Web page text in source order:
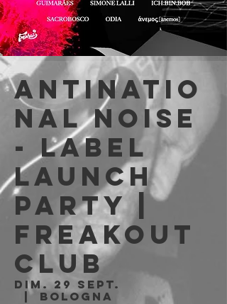
Antinatio
nal Noise
- Label
Launch
Party |
Freakout
Club
dim. 29 sept.
  |
Bologna